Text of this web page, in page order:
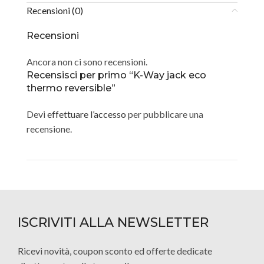
Recensioni (0)
Recensioni
Ancora non ci sono recensioni.
Recensisci per primo “K-Way jack eco
thermo reversible”
Devieffettuare l’accesso per pubblicare una
recensione.
ISCRIVITI ALLA NEWSLETTER
Ricevi novità, coupon sconto ed offerte dedicate